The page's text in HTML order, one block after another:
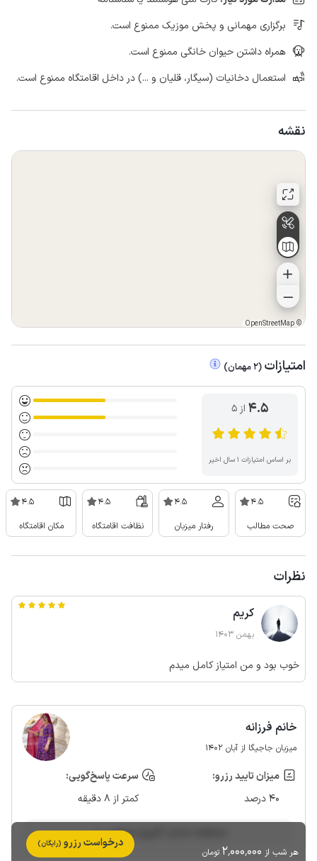
برگزاری مهمانی و پخش موزیک ممنوع است.
همراه داشتن حیوان خانگی ممنوع است.
استعمال دخانیات (سیگار، قلیان و ...) در داخل اقامتگاه ممنوع است.
نقشه
©
OpenStreetMap
امتیازات (
2مهمان)
4.5 از ۵
بر اساس امتیازات ۱ سال اخیر
4.5
صحت مطالب
4.5
رفتار میزبان
4.5
نظافت اقامتگاه
4.5
مکان اقامتگاه
نظرات
کریم
بهمن 1403
خوب بود و من امتیاز کامل میدم
خانم فرزانه
میزبان جاجیگا از آبان 1402
میزان تایید رزرو:
40 درصد
سرعت پاسخ‌گویی:
کمتر از 8 دقیقه
مشاهده حساب کاربری میزبان
هر شب از 2٬000٬000 تومان
درخواست رزرو (رایگان)